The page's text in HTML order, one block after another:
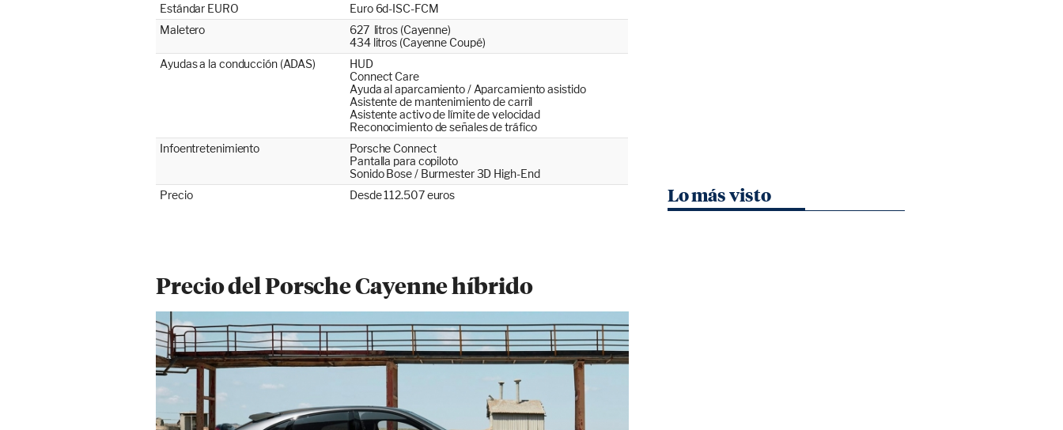
Estándar EURO
Euro 6d-ISC-FCM
Maletero
627 litros (Cayenne)
434 litros (Cayenne Coupé)
Ayudas a la conducción (ADAS)
HUD
Connect Care
Ayuda al aparcamiento / Aparcamiento asistido
Asistente de mantenimiento de carril
Asistente activo de límite de velocidad
Reconocimiento de señales de tráfico
Infoentretenimiento
Porsche Connect
Pantalla para copiloto
Sonido Bose / Burmester 3D High-End
Precio
Desde 112.507 euros
Precio del Porsche Cayenne híbrido
Lo más visto